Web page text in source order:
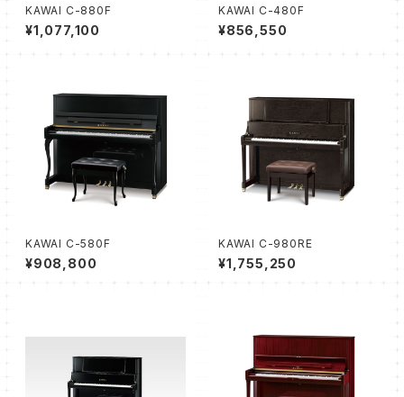
KAWAI C-880F
¥1,077,100
KAWAI C-480F
¥856,550
KAWAI C-580F
¥908,800
KAWAI C-980RE
¥1,755,250